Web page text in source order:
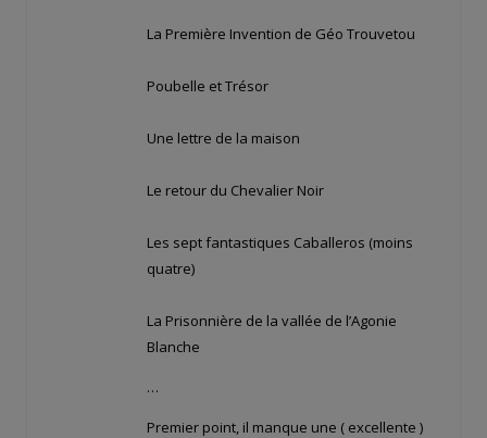
La Première Invention de Géo Trouvetou
Poubelle et Trésor
Une lettre de la maison
Le retour du Chevalier Noir
Les sept fantastiques Caballeros (moins
quatre)
La Prisonnière de la vallée de l’Agonie
Blanche
…
Premier point, il manque une ( excellente )